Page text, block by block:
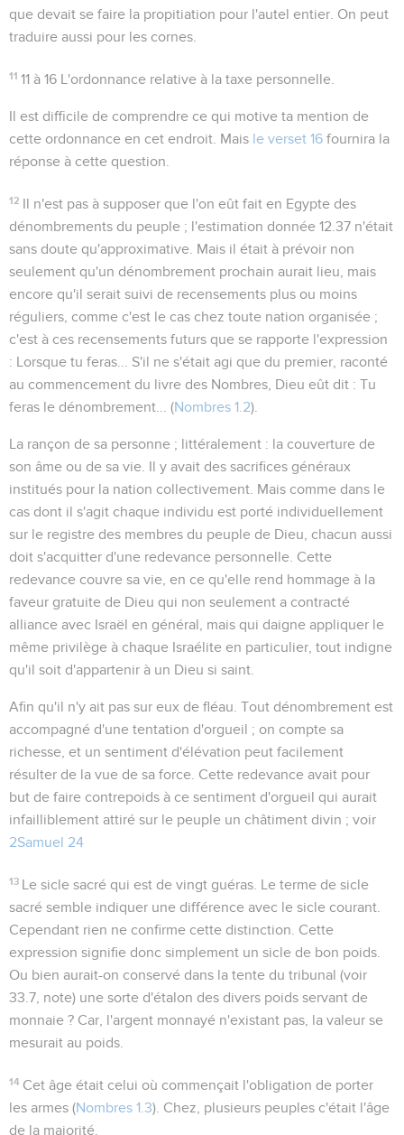
que devait se faire la propitiation pour l'autel entier. On peut
traduire aussi pour les cornes
11 11 à 16 L'ordonnance relative à la taxe personnelle.
Il est difficile de comprendre ce qui motive ta mention de
cette ordonnance en cet endroit. Mais le verset 16 fournira la
réponse à cette question.
12 Il n'est pas à supposer que l'on eût fait en Egypte des
dénombrements du peuple ; l'estimation donnée 12.37 n'était
sans doute qu'approximative. Mais il était à prévoir non
seulement qu'un dénombrement prochain aurait lieu, mais
encore qu'il serait suivi de recensements plus ou moins
réguliers, comme c'est le cas chez toute nation organisée ;
c'est à ces recensements futurs que se rapporte l'expression
: Lorsque tu feras...
S'il ne s'était agi que du premier, raconté
au commencement du livre des Nombres, Dieu eût dit : Tu
feras le dénombrement...
(Nombres 1.2).
La rançon de sa personne ; littéralement : la couverture de
son âme ou de sa vie . Il y avait des sacrifices généraux
institués pour la nation collectivement. Mais comme dans le
cas dont il s'agit chaque individu est porté individuellement
sur le registre des membres du peuple de Dieu, chacun aussi
doit s'acquitter d'une redevance personnelle. Cette
redevance couvre sa vie , en ce qu'elle rend hommage à la
faveur gratuite de Dieu qui non seulement a contracté
alliance avec Israël en général, mais qui daigne appliquer le
même privilège à chaque Israélite en particulier, tout indigne
qu'il soit d'appartenir à un Dieu si saint.
Afin qu'il n'y ait pas sur eux de fléau . Tout dénombrement est
accompagné d'une tentation d'orgueil ; on compte sa
richesse, et un sentiment d'élévation peut facilement
résulter de la vue de sa force. Cette redevance avait pour
but de faire contrepoids à ce sentiment d'orgueil qui aurait
infailliblement attiré sur le peuple un châtiment divin ; voir
2Samuel 24
13 Le sicle sacré qui est de vingt guéras . Le terme de sicle
sacré semble indiquer une différence avec le sicle courant.
Cependant rien ne confirme cette distinction. Cette
expression signifie donc simplement un sicle de bon poids.
Ou bien aurait-on conservé dans la tente du tribunal (voir
33.7 , note) une sorte d'étalon des divers poids servant de
monnaie ? Car, l'argent monnayé n'existant pas, la valeur se
mesurait au poids.
14 Cet âge était celui où commençait l'obligation de porter
les armes (Nombres 1.3). Chez, plusieurs peuples c'était l'âge
de la majorité.